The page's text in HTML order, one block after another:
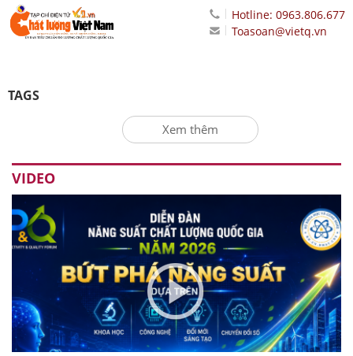
Hotline: 0963.806.677
Toasoan@vietq.vn
TAGS
Xem thêm
VIDEO